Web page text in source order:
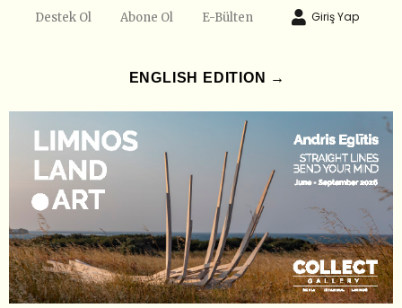
Destek Ol Abone Ol E-Bülten Giriş Yap
ENGLISH EDITION →